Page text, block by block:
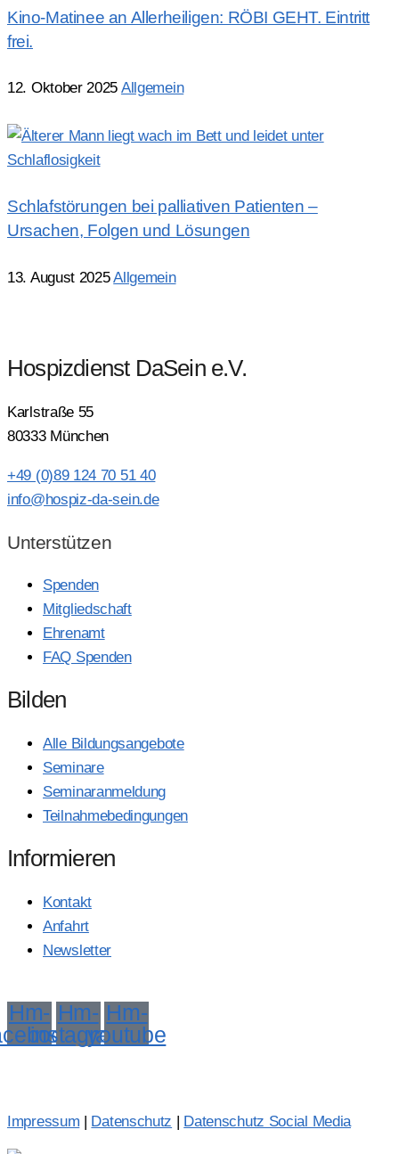
Kino-Matinee an Allerheiligen: RÖBI GEHT. Eintritt
frei.
12. Oktober 2025 Allgemein
Schlafstörungen bei palliativen Patienten –
Ursachen, Folgen und Lösungen
13. August 2025Allgemein
Hospizdienst DaSein e.V.
Karlstraße 55
80333 München
+49 (0)89 124 70 51 40
info@hospiz-da-sein.de
Unterstützen
Spenden
Mitgliedschaft
Ehrenamt
FAQ Spenden
Bilden
Alle Bildungsangebote
Seminare
Seminaranmeldung
Teilnahmebedingungen
Informieren
Kontakt
Anfahrt
Newsletter
Hm- Hm-
instagram
Hm-
youtube
Impressum | Datenschutz | Datenschutz Social Media